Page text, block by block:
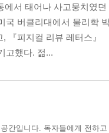
에서 태어나 사고뭉치였
국 버클리대에서 물리학
, 『피지컬 리뷰 레터스』
고했다. 젊...
간입니다. 독자들에게 전하